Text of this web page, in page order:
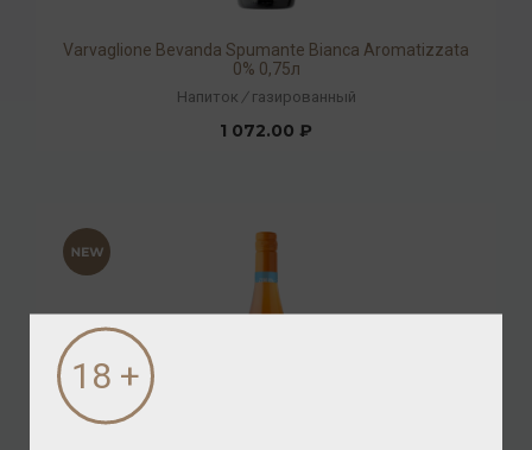
Varvaglione Bevanda Spumante Bianca Aromatizzata
0% 0,75л
Напиток / газированный
1 072.00 ₽